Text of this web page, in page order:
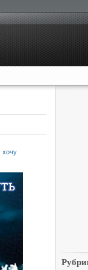
хочу